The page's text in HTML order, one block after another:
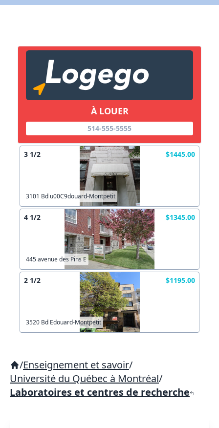
À LOUER
514-555-5555
3 1/2 $1445.00
3101 Bd u00C9douard-Montpetit
4 1/2 $1345.00
445 avenue des Pins E
2 1/2 $1195.00
3520 Bd Edouard-Montpetit
/Enseignement et savoir/
Université du Québec à Montréal/
Laboratoires et centres de recherche
X Fermer Envoyez
Copier lien
X Fermer